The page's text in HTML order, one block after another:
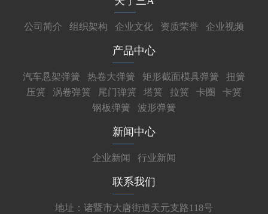
公司简介 组织架构 企业文化 资质荣誉 企业视频
产品中心
汽车悬架弹簧 热卷大弹簧 矩形截面模具弹簧
扭簧
压簧
涡卷弹簧 尾门弹簧 塔簧 拉簧 卡圈
卡簧
钢板弹簧
波形弹簧
新闻中心
企业新闻 行业新闻
联系我们
地址：诸暨市大唐街道天元支路118号